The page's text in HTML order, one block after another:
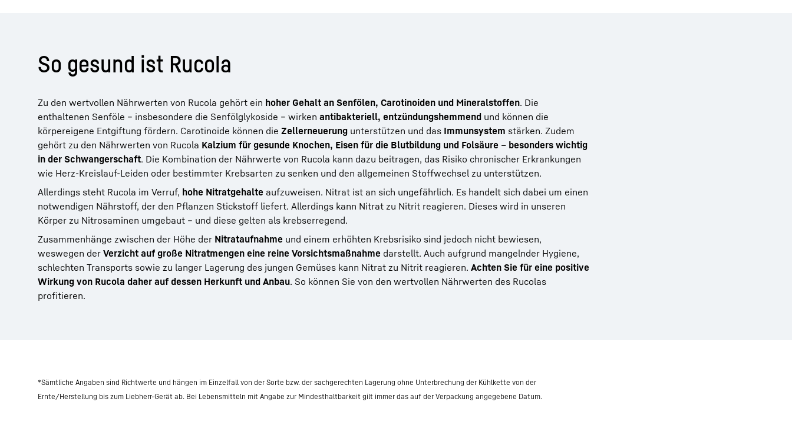
So gesund ist Rucola
Zu den wertvollen Nährwerten von Rucola gehört ein hoher Gehalt an Senfölen, Carotinoiden und Mineralstoffen. Die
enthaltenen Senföle – insbesondere die Senfölglykoside – wirken antibakteriell, entzündungshemmend und können die
körpereigene Entgiftung fördern. Carotinoide können die Zellerneuerung unterstützen und das Immunsystem stärken. Zudem
gehört zu den Nährwerten von Rucola Kalzium für gesunde Knochen, Eisen für die Blutbildung und Folsäure – besonders wichtig
in der Schwangerschaft. Die Kombination der Nährwerte von Rucola kann dazu beitragen, das Risiko chronischer Erkrankungen
wie Herz-Kreislauf-Leiden oder bestimmter Krebsarten zu senken und den allgemeinen Stoffwechsel zu unterstützen.
Allerdings steht Rucola im Verruf, hohe Nitratgehalte aufzuweisen. Nitrat ist an sich ungefährlich. Es handelt sich dabei um einen
notwendigen Nährstoff, der den Pflanzen Stickstoff liefert. Allerdings kann Nitrat zu Nitrit reagieren. Dieses wird in unseren
Körper zu Nitrosaminen umgebaut – und diese gelten als krebserregend.
Zusammenhänge zwischen der Höhe der Nitrataufnahme und einem erhöhten Krebsrisiko sind jedoch nicht bewiesen,
weswegen der Verzicht auf große Nitratmengen eine reine Vorsichtsmaßnahme darstellt. Auch aufgrund mangelnder Hygiene,
schlechten Transports sowie zu langer Lagerung des jungen Gemüses kann Nitrat zu Nitrit reagieren. Achten Sie für eine positive
Wirkung von Rucola daher auf dessen Herkunft und Anbau. So können Sie von den wertvollen Nährwerten des Rucolas
profitieren.
*Sämtliche Angaben sind Richtwerte und hängen im Einzelfall von der Sorte bzw. der sachgerechten Lagerung ohne Unterbrechung der Kühlkette von der
Ernte/Herstellung bis zum Liebherr-Gerät ab. Bei Lebensmitteln mit Angabe zur Mindesthaltbarkeit gilt immer das auf der Verpackung angegebene Datum.